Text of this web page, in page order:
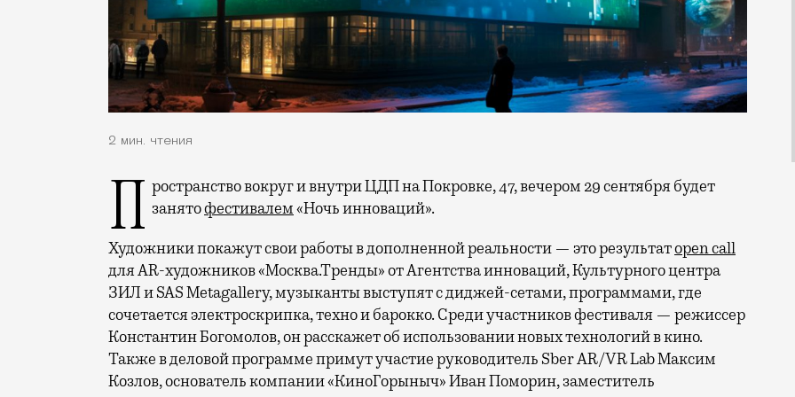
2 мин. чтения
Пространство вокруг и внутри ЦДП на Покровке, 47, вечером 29 сентября будет занятофестивалем«Ночь инноваций».
Художники покажут свои работы в дополненной реальности — это результатopen call
для AR-художников «Москва.Тренды» от Агентства инноваций, Культурного центра
ЗИЛ и SAS Metagallery, музыканты выступят с диджей-сетами, программами, где
сочетается электроскрипка, техно и барокко. Среди участников фестиваля — режиссер
Константин Богомолов, он расскажет об использовании новых технологий в кино.
Также в деловой программе примут участие руководитель Sber AR/VR Lab Максим
Козлов, основатель компании «КиноГорыныч» Иван Поморин, заместитель